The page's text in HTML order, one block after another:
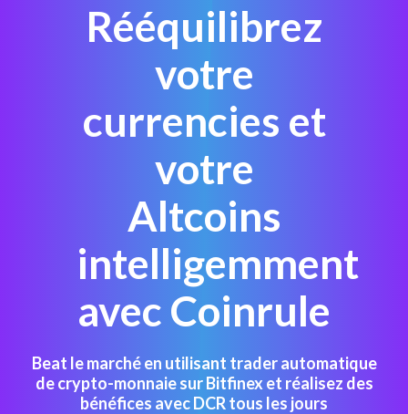
Rééquilibrez
votre
currencies et
votre
Altcoins
intelligemment
avec Coinrule
Beat le marché en utilisant trader automatique
de crypto-monnaie sur Bitfinex et réalisez des
bénéfices avec DCR tous les jours